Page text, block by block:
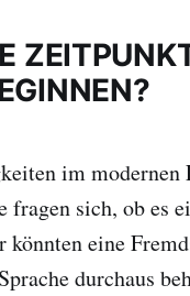
im modernen
sich, ob es
eine
durchaus